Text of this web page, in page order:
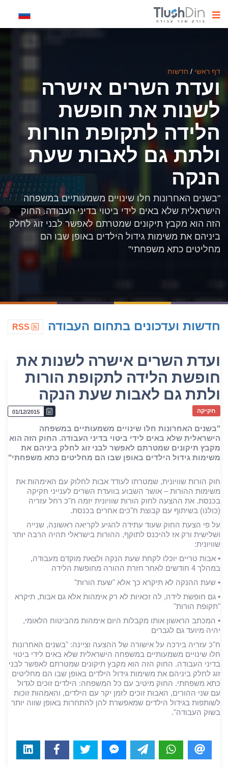
דף ראשי / חדשות
ועדת השרים אישרה
לשנות את חופשת
הלידה לתקופת הורות
ולתת גם לאבות שעת
הנקה
"בשנים האחרונות חלו שינויים משמעותיים במשפחה
הישראלית שלא באים לידי ביטוי בדיני העבודה. החוק
הזה הוא מקבץ תיקונים שמטרתם לאפשר לבני זוג לחלק
ביניהם את משימות גידול הילדים באופן שבו הם
מחליטים כתא משפחתי"
חדשות ועדכונים בתחום העבודה
ועדת השרים אישרה לשנות את
חופשת הלידה לתקופת הורות
ולתת גם לאבות שעת הנקה
01/12/2015 חקיקה
"בשנים האחרונות חלו שינויים משמעותיים במשפחה
הישראלית שלא באים לידי ביטוי בדיני העבודה. החוק הזה הוא
מקבץ תיקונים שמטרתם לאפשר לבני זוג לחלק ביניהם את
משימות גידול הילדים באופן שבו הם מחליטים כתא משפחתי"
חוק הורות שוויונית, שמטרתו לעודד אבות לחלוק עם האימהות את
משימות ההורות – אושר השבוע בוועדת השרים לענייני חקיקה
בכנסת. את ההצעה לחוק הורות שוויונית יזמה ח"כ רחל עזריה
(כולנו) בשיתוף עם קבוצת ח"כים אחרים בכנסת.
על פי הצעת החוק שעוד עתידה להגיע לקריאה ראשונה, שנייה
ושלישית ורק אז להיכנס לתוקף, ההורות בישראלי תהיה הרבה יותר
שוויונית:
• אבות טריים יוכלו לקחת שעת הנקה ולצאת מוקדם מעבודה,
במהלך 4 חודשים לאחר חזרת ההורה מחופשת הלידה
• שעת ההנקה לא תיקרא כך אלא "שעת הורות"
• גם חופשת לידה, לה זכאיות לא רק אימהות אלא גם אבות, תיקרא
"תקופת הורות"
• המכתב הראשון אותו מקבלות היום אימהות מהביטוח הלאומי,
יהיה מיועד גם לגברים
ח"כ עזריה בירכה על אישורה של ההצעה וציינה: "בשנים האחרונות
חלו שינויים משמעותיים במשפחה הישראלית שלא באים לידי ביטוי
בדיני העבודה. החוק הזה הוא מקבץ תיקונים שמטרתם לאפשר לבני
זוג לחלק ביניהם את משימות גידול הילדים באופן שבו הם מחליטים
כתא משפחתי. החוק מיטיב עם כל המשפחה: הילדים זוכים לגדול
עם שני ההורים, האבות זוכים לזמן יקר עם הילדים, והאמהות זוכות
לשותפות בגידול הילדים שמאפשרת להן להתחרות באופן שווה יותר
בשוק העבודה".